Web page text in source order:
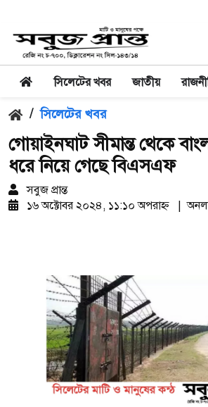
সিলেটের খবর জাতীয়
/ সিলেটের খবর
গোয়াইনঘাট সীমান্ত থেকে
ধরে নিয়ে গেছে বিএসএফ
সবুজ প্রান্ত
১৬ অক্টোবর ২০২৪, ১১:১০ অপরাহ্ন